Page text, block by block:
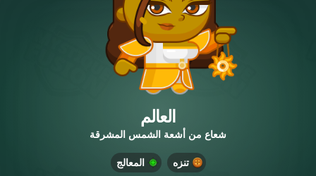
العالم
شعاع من أشعة الشمس المشرقة
تنزه المعالج